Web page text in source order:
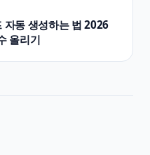
자동 생성하는 법 2026
올리기